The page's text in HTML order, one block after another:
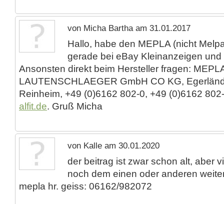
von Micha Bartha am 31.01.2017
Hallo, habe den MEPLA (nicht
gerade bei eBay Kleinanzeigen
Ansonsten direkt beim Hersteller fragen:
LAUTENSCHLAEGER GmbH CO KG,
Reinheim, +49 (0)6162 802-0, +49 (0)6162
alfit.de. Gruß Micha
von Kalle am 30.01.2020
der beitrag ist zwar schon alt, aber
noch dem einen oder anderen
mepla hr. geiss: 06162/982072